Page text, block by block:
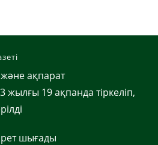
ақпарат
жылғы 19 ақпанда тіркеліп,
рет шығады